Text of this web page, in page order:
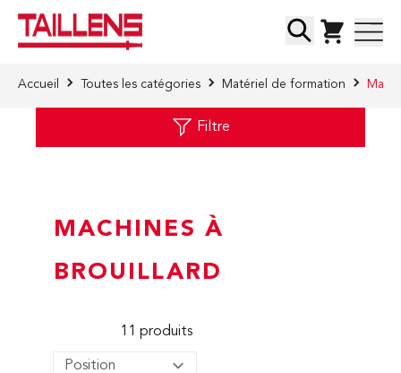
Chercher
Accueil Toutes les catégories Matériel de formation
Filtre
MACHINES À
BROUILLARD
11 produits